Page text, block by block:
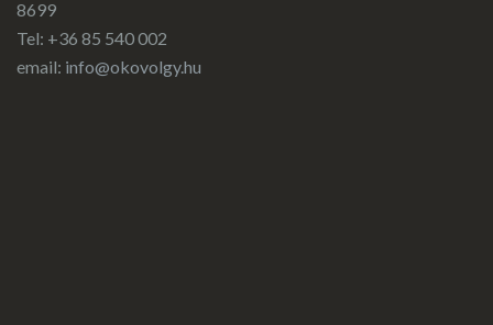
8699
Tel: +36 85 540 002
email: info@okovolgy.hu